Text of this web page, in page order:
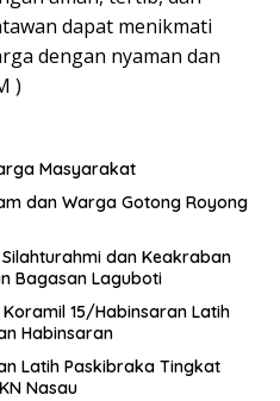
dapat menikmati
dengan nyaman dan
)
Masyarakat
dan Warga Gotong Royong
dan Keakraban
Bagasan Laguboti
Koramil 15/Habinsaran Latih
Habinsaran
Latih Paskibraka Tingkat
Nasau